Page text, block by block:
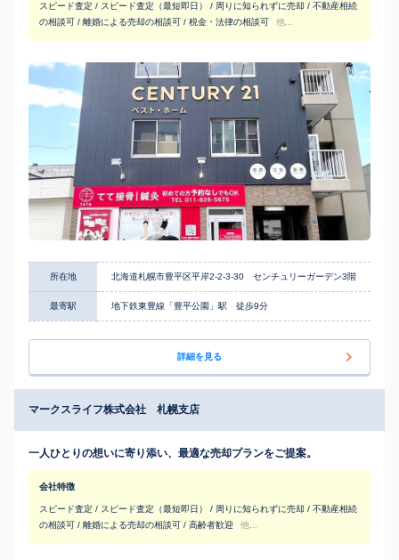
スピード査定 / スピード査定（最短即日） / 周りに知られずに売却 / 不動産相続
の相談可 / 離婚による売却の相談可 / 税金・法律の相談可
他...
所在地 北海道札幌市豊平区平岸2-2-3-30 センチュリーガーデン3階
最寄駅 地下鉄東豊線「豊平公園」駅 徒歩9分
詳細を見る
マークスライフ株式会社 札幌支店
一人ひとりの想いに寄り添い、最適な売却プランをご提案。
会社特徴
スピード査定 / スピード査定（最短即日） / 周りに知られずに売却 / 不動産相続
の相談可 / 離婚による売却の相談可 / 高齢者歓迎
他...